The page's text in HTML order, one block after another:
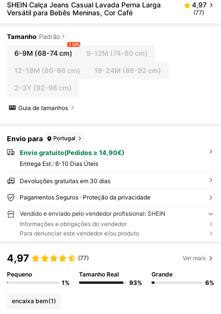
SHEIN Calça Jeans Casual Lavada Perna Larga
Versátil para Bebês Meninas, Cor Café
4,97
(77)
Tamanho Padrão
6-9M (68-74 cm)
1 left
9-12M (74-80 cm)
12-18M (80-86 cm) 18-24M (86-92 cm)
2-3Y (92-98 cm)
Guia de tamanhos
Envio para Portugal
Envio gratuito(Pedidos ≥ 14,90€)
Entrega Est.: 6-10 Dias Úteis
Devoluções gratuitas em 30 dias
Pagamentos Seguros · Proteção da privacidade
Vendido e enviado pelo vendedor profissional: SHEIN
Informações e obrigações do vendedor
Para denunciar este vendedor e/ou produto
4,97 (77) Ver mais
Pequeno
1%
Tamanho Real
93%
Grande
6%
encaixa bem(1)